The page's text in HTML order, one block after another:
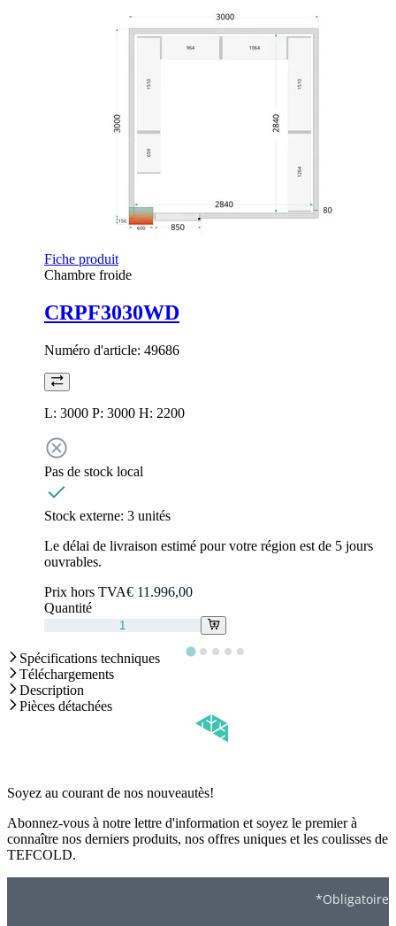
Fiche produit
Chambre froide
CRPF3030WD
Numéro d'article: 49686
L: 3000 P: 3000 H: 2200
Pas de stock local
Stock externe: 3 unités
Le délai de livraison estimé pour votre région est de 5 jours
ouvrables.
Prix hors TVA€ 11.996,00
Quantité
Spécifications techniques
Téléchargements
Description
Pièces détachées
Soyez au courant de nos nouveautès!
Abonnez-vous à notre lettre d'information et soyez le premier à
connaître nos derniers produits, nos offres uniques et les coulisses de
TEFCOLD.
*Obligatoire